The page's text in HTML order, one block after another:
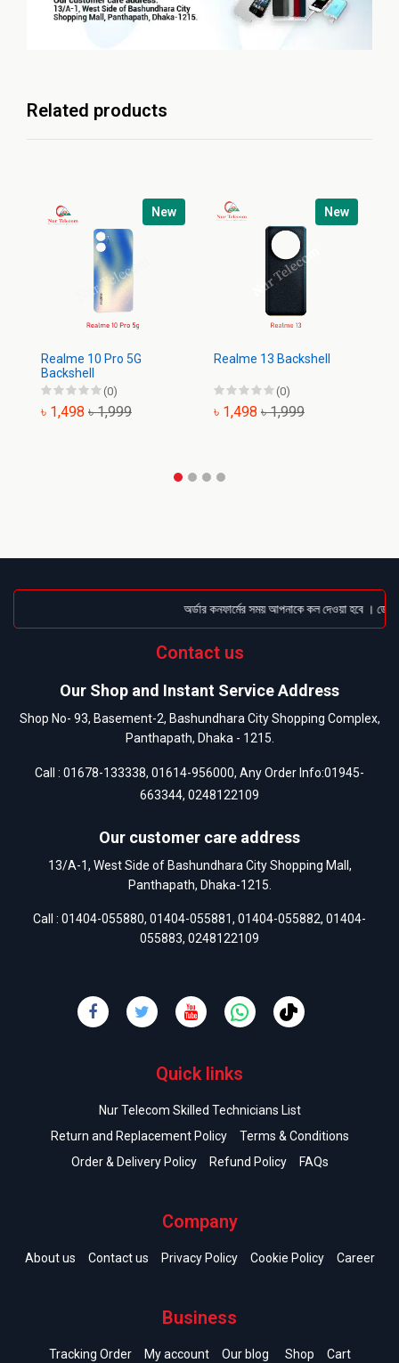
Related products
New
Realme 10 Pro 5G
Backshell
(0)
৳ 1,498 ৳ 1,999
New
Realme 13 Backshell
(0)
৳ 1,498 ৳ 1,999
অর্ডার কনফার্মের সময় আপনাকে কল দেওয়া হবে ।
Contact us
Our Shop and Instant Service Address
Shop No- 93, Basement-2, Bashundhara City Shopping Complex,
Panthapath, Dhaka - 1215.
Call : 01678-133338, 01614-956000, Any Order Info:01945-
663344, 0248122109
Our customer care address
13/A-1, West Side of Bashundhara City Shopping Mall,
Panthapath, Dhaka-1215.
Call : 01404-055880, 01404-055881, 01404-055882, 01404-
055883, 0248122109
Quick links
Nur Telecom Skilled Technicians List
Return and Replacement Policy
Terms & Conditions
Order & Delivery Policy
Refund Policy FAQs
Company
About us Contact us Privacy Policy Cookie Policy Career
Business
Tracking Order My account Our blog Shop Cart